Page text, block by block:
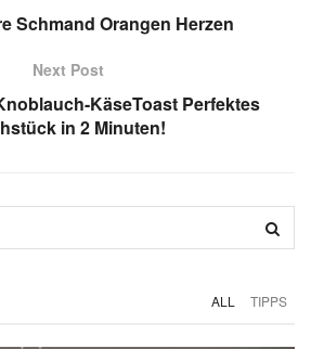
Schmand Orangen Herzen
Next Post
KäseToast Perfektes
in 2 Minuten!
ALL TIPPS